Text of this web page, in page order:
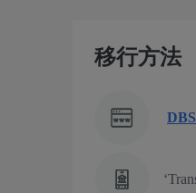
移行方法